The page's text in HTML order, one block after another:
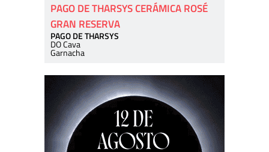
PAGO DE THARSYS CERÁMICA ROSÉ
GRAN RESERVA
PAGO DE THARSYS
DO Cava
Garnacha